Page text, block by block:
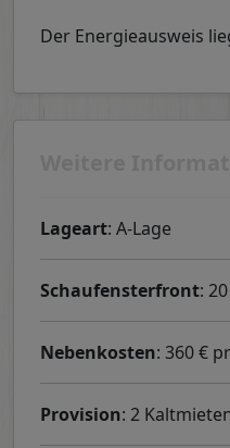
Der Energieausweis
Lageart: A-Lage
Schaufensterfront:
Nebenkosten: 360 €
Provision: 2